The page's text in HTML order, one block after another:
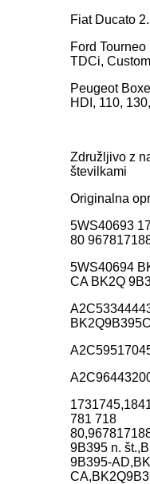
Fiat Ducato
Ford
TDCi, Custom
Peugeot
HDI, 110,
Združljivo z
številkami
Originalna
5WS40693
80
5WS40694
CA BK2Q
1731745,
781 718
80,
9B395 n. št.,
9B395-AD,
CA,